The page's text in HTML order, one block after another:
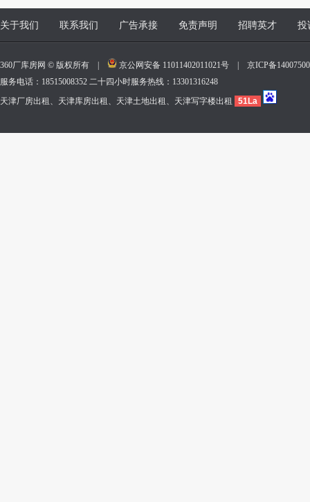
关于我们 联系我们 广告承接 免责声明 招聘英才 投
360厂库房网 © 版权所有 | 京公网安备 11011402011021号
京ICP备
服务电话：18515008352 二十四小时服务热线：13301316248
天津厂房出租、天津库房出租、天津土地出租、天津写字楼出租
51La